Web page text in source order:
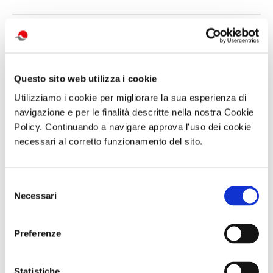
Questo sito web utilizza i cookie
Utilizziamo i cookie per migliorare la sua esperienza di
navigazione e per le finalità descritte nella nostra Cookie
Policy. Continuando a navigare approva l'uso dei cookie
necessari al corretto funzionamento del sito.
delNecessari
Preferenze
21 Aprile 2020
attività correlate:
Abbonameni
Trenitalia
Gita giornaliera
- Il cimitero
Fontanelle e
Materdei,